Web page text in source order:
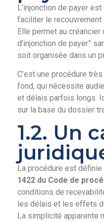
L’injonction de payer
faciliter le recouvrement
Elle permet au créancier
d’injonction de payer”
soit organisée dans un
C’est une procédure
fond, qui nécessite
et délais parfois longs.
sur la base du dossier
1.2. Un
La procédure est
1422 du Code de
conditions de
les délais et les effets
La simplicité apparente